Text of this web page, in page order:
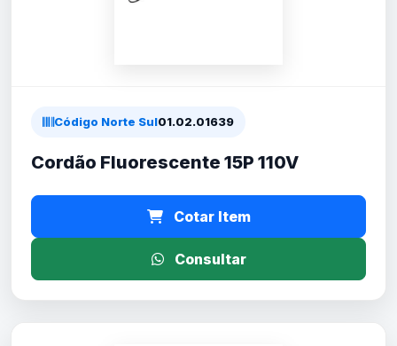
Código Norte Sul01.02.01639
Cordão Fluorescente 15P 110V
Cotar Item
Consultar